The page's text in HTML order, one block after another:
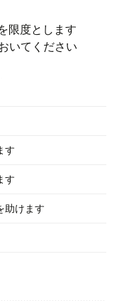
限度とします
いてください
す
す
助けます